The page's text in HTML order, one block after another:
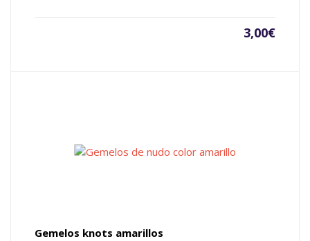
3,00€
Gemelos knots amarillos